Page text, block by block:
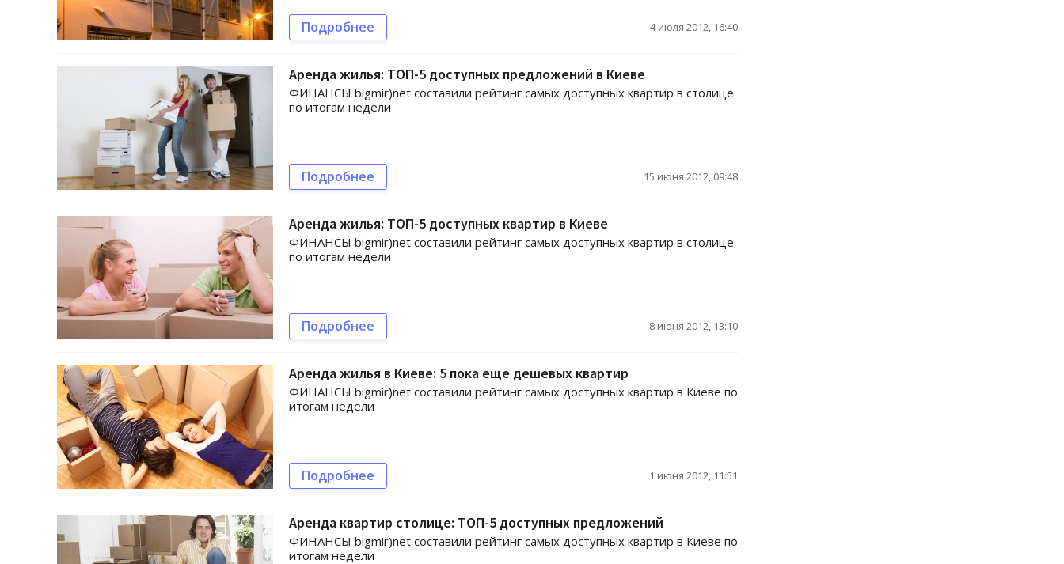
Подробнее 4 июля 2012, 16:40
Аренда жилья: ТОП-5 доступных предложений в Киеве
ФИНАНСЫ bigmir)net составили рейтинг самых доступных квартир в столице
по итогам недели
Подробнее 15 июня 2012, 09:48
Аренда жилья: ТОП-5 доступных квартир в Киеве
ФИНАНСЫ bigmir)net составили рейтинг самых доступных квартир в столице
по итогам недели
Подробнее 8 июня 2012, 13:10
Аренда жилья в Киеве: 5 пока еще дешевых квартир
ФИНАНСЫ bigmir)net составили рейтинг самых доступных квартир в Киеве по
итогам недели
Подробнее 1 июня 2012, 11:51
Аренда квартир столице: ТОП-5 доступных предложений
ФИНАНСЫ bigmir)net составили рейтинг самых доступных квартир в Киеве по
итогам недели